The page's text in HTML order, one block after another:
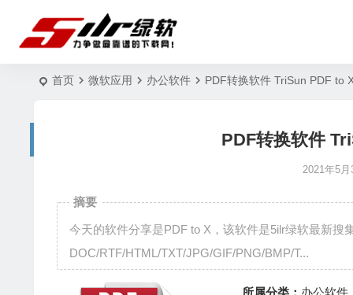
首页 微软应用 办公软件 PDF转换软件 TriSun PDF to
PDF转换软件
2021年5月
摘要
今天的软件分享是PDF to X，该软件是5ilr绿软最新
DOC/RTF/HTML/TXT/JPG/GIF/PNG/BMP/T...
所属分类： 办公软件